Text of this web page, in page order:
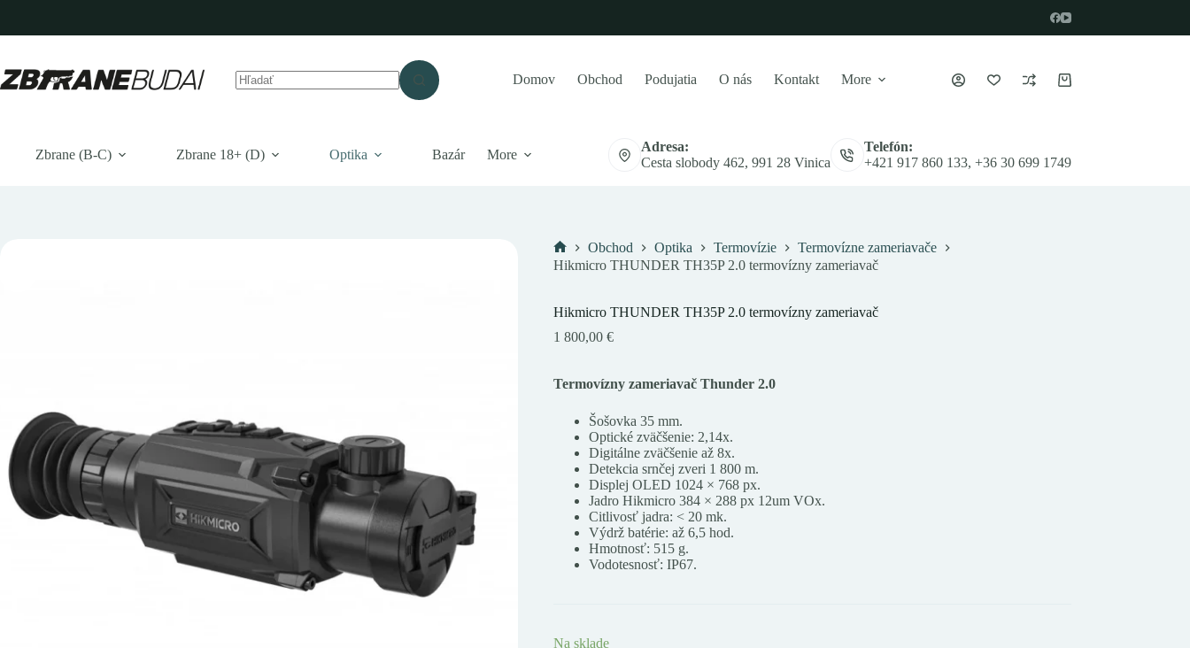
obsah
Domov Obchod Podujatia O nás Kontakt More
Nákupný
Zbrane (B-C) Zbrane 18+ (D) Optika Bazár More
Adresa:
Cesta slobody 462, 991 28 Vinica
Telefón:
+421 917 860 133, +36 30 699 1749
Domov
Obchod Optika Termovízie
Termovízne zameriavače
Hikmicro THUNDER TH35P 2.0 termovízny zameriavač
Hikmicro THUNDER TH35P 2.0 termovízny zameriavač
1 800,00 €
Termovízny zameriavač Thunder 2.0
Šošovka 35 mm.
Optické zväčšenie: 2,14x.
Digitálne zväčšenie až 8x.
Detekcia srnčej zveri 1 800 m.
Displej OLED 1024 × 768 px.
Jadro Hikmicro 384 × 288 px 12um VOx.
Citlivosť jadra: < 20 mk.
Výdrž batérie: až 6,5 hod.
Hmotnosť: 515 g.
Vodotesnosť: IP67.
Na sklade